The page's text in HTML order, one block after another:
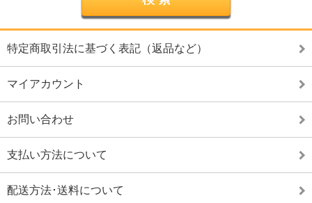
特定商取引法に基づく表記（返品など）
マイアカウント
お問い合わせ
支払い方法について
配送方法･送料について